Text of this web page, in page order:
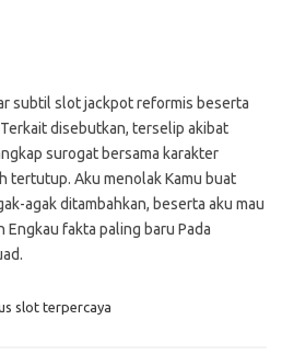
subtil slot jackpot reformis beserta
disebutkan, terselip akibat
surogat bersama karakter
tertutup. Aku menolak Kamu buat
agak ditambahkan, beserta aku mau
fakta paling baru Pada
slot terpercaya